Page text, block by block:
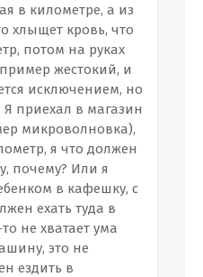
в километре, а из
хлыщет кровь, что
потом на руках
жестокий, и
исключением, но
Я приехал в магазин
микроволновка),
я что должен
почему? Или я
в кафешку, с
ехать туда в
не хватает ума
это не
ездить в